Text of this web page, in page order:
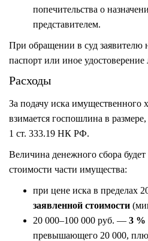
попечительства о
представителем.
При обращении в суд заявителю
паспорт или иное удостоверение
Расходы
За подачу иска имущественного
взимается госпошлина в
1 ст. 333.19 НК РФ.
Величина денежного сбора будет
стоимости части имущества:
при цене иска в пределах
заявленной стоимости
20 000–100 000 руб. — 3 %
превышающего 20 000,